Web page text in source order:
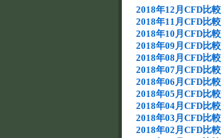
2018年12月CFD比較
2018年11月CFD比較
2018年10月CFD比較
2018年09月CFD比較
2018年08月CFD比較
2018年07月CFD比較
2018年06月CFD比較
2018年05月CFD比較
2018年04月CFD比較
2018年03月CFD比較
2018年02月CFD比較